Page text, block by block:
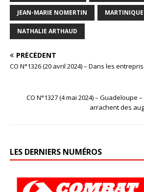
JEAN-MARIE NOMERTIN MARTINIQUE
NATHALIE ARTHAUD
PRÉCÉDENT
CO N°1326 (20 avril 2024) – Dans les
CO N°1327 (4 mai 2024) – Guadeloupe
arrachent des
LES DERNIERS NUMÉROS